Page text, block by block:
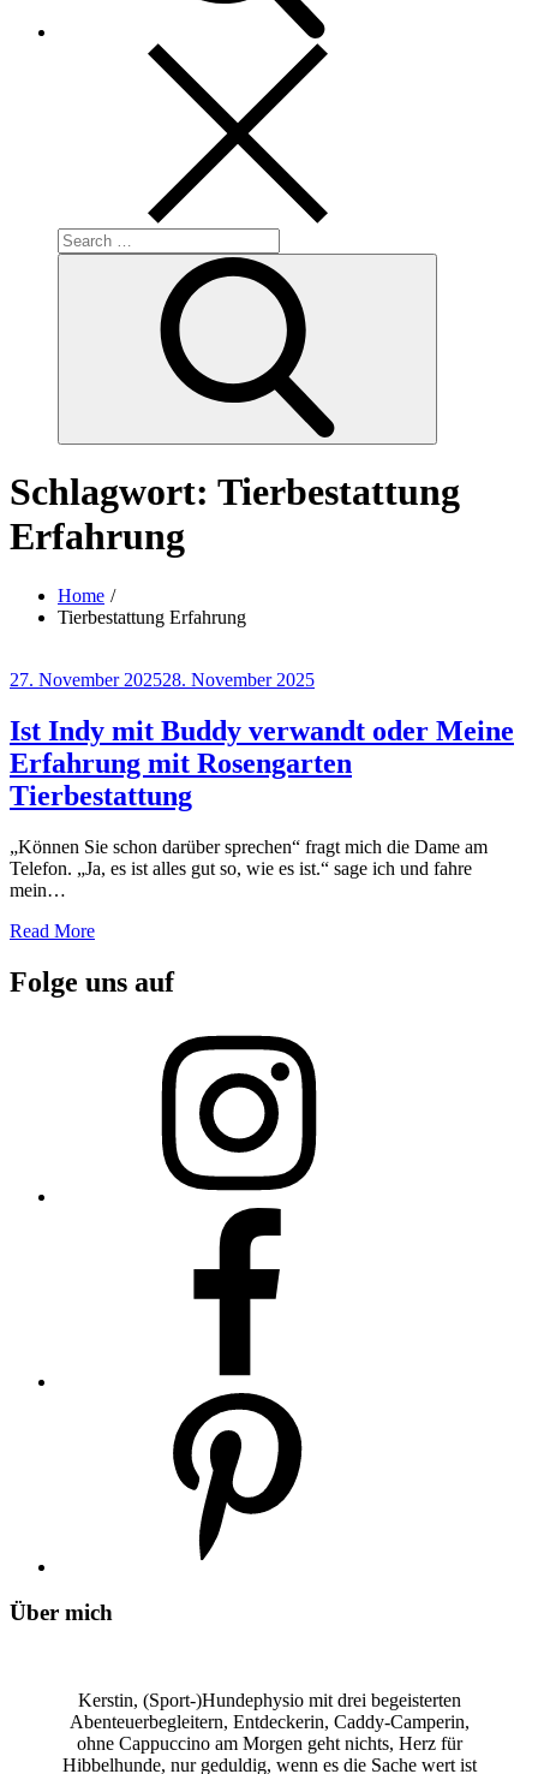
Search
for:
Schlagwort: Tierbestattung
Erfahrung
Home
Tierbestattung Erfahrung
Posted
27. November 202528. November 2025
Ist Indy mit Buddy verwandt oder Meine
Erfahrung mit Rosengarten
Tierbestattung
„Können Sie schon darüber sprechen“ fragt mich die Dame am
Telefon. „Ja, es ist alles gut so, wie es ist.“ sage ich und fahre
mein…
Read More
Folge uns auf
Über mich
Kerstin, (Sport-)Hundephysio mit drei begeisterten
Abenteuerbegleitern, Entdeckerin, Caddy-Camperin,
ohne Cappuccino am Morgen geht nichts, Herz für
Hibbelhunde, nur geduldig, wenn es die Sache wert ist